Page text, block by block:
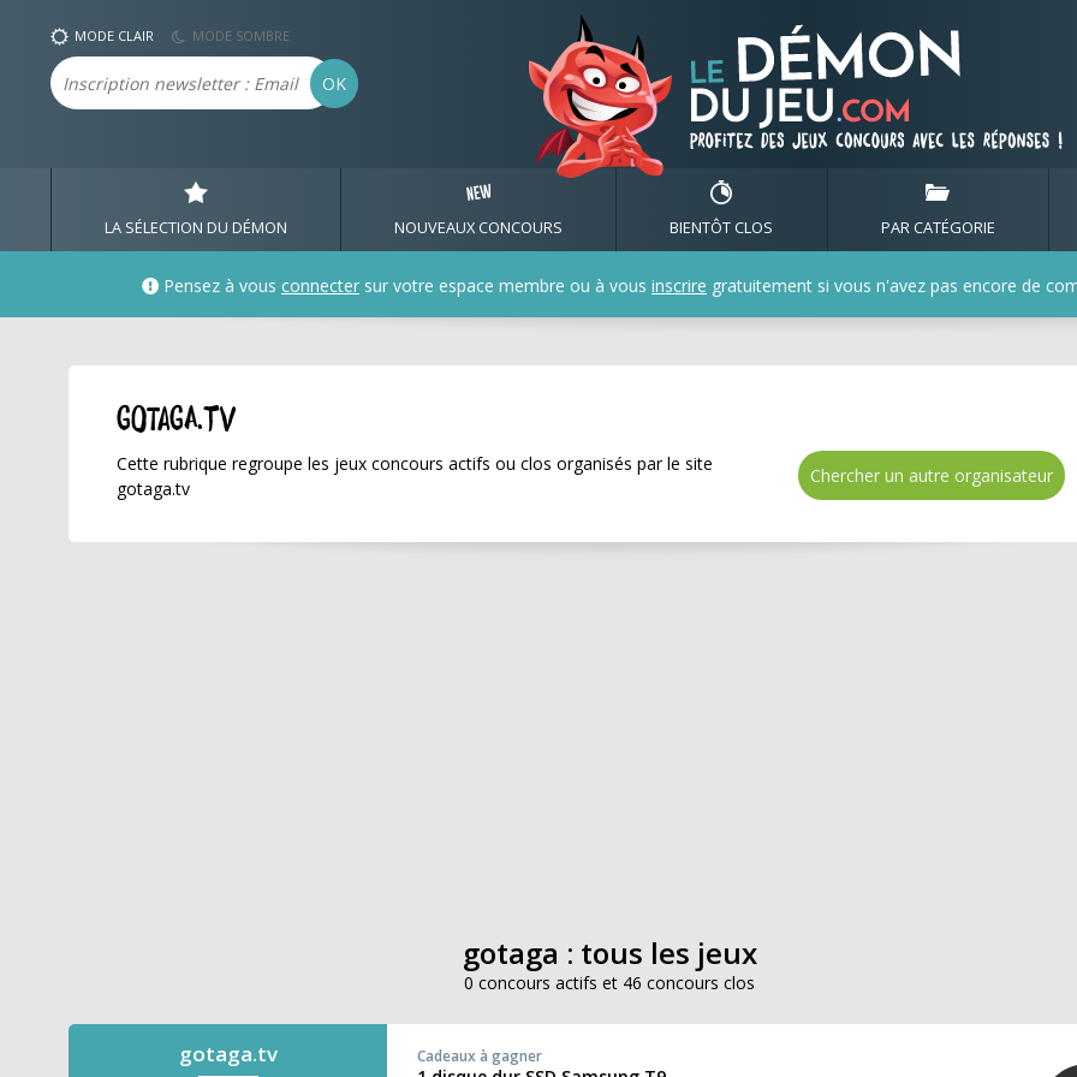
gotaga.tv ✅ Gagnez de nombreux cadeaux avec
MODE CLAIR MODE SOMBRE
Email OK
LA SÉLECTION DU DÉMON NOUVEAUX CONCOURS BIENTÔT CLOS PAR CATÉGORIE
Pensez à vous connecter sur votre espace membre ou à vous inscrire gratuitement si vous n'avez pas encore de
gotaga.tv
Cette rubrique regroupe les jeux concours actifs ou clos organisés par le site
gotaga.tv
Chercher un autre organisateur
gotaga : tous les jeux
0 concours actifs et 46 concours clos
gotaga.tv Cadeaux à gagner